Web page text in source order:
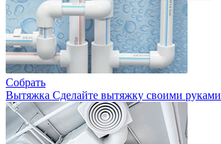
Собрать
Вытяжка Сделайте вытяжку своими руками